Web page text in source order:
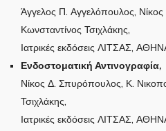
Άγγελος Π. Αγγελόπουλος,
Κωνσταντίνος Τσιχλάκης,
Ιατρικές εκδόσεις ΛΙΤΣΑΣ,
Ενδοστοματική Αντινογραφία,
Νίκος Δ. Σπυρόπουλος, Κ.
Τσιχλάκης,
Ιατρικές εκδόσεις ΛΙΤΣΑΣ,